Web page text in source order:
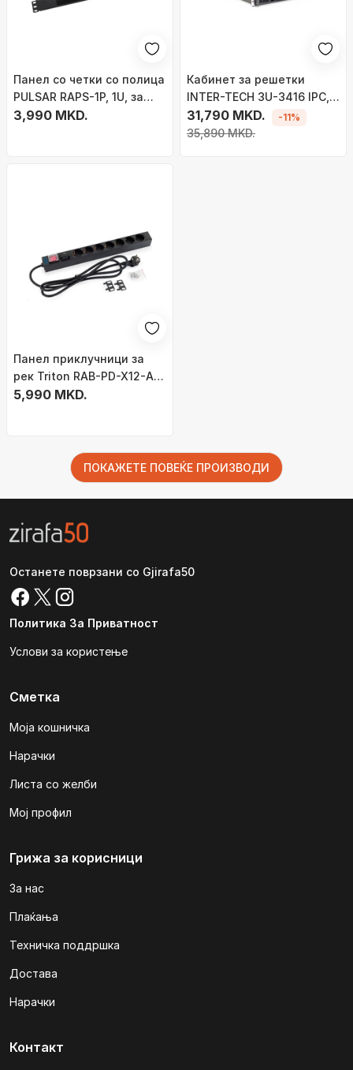
Панел со четки со полица
PULSAR RAPS-1P, 1U, за
RACK 19\" кабинет, црн
3,990 MKD.
Кабинет за решетки
INTER-TECH 3U-3416 IPC,
за rack, 3U
31,790 MKD.
35,890 MKD.
-11%
Панел приклучници за
рек Triton RAB-PD-X12-A1,
7 излези, 1U 19", црн
5,990 MKD.
ПОКАЖЕТЕ ПОВЕЌЕ ПРОИЗВОДИ
Останете поврзани со Gjirafa50
Политика За Приватност
Услови за користење
Сметка
Моја кошничка
Нарачки
Листа со желби
Мој профил
Грижа за корисници
За нас
Плаќања
Техничка поддршка
Достава
Нарачки
Контакт